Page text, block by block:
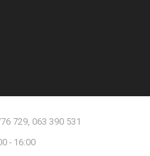
729, 063 390 531
- 16:00